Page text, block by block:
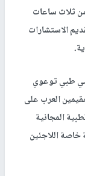
ثلاث ساعات
الاستشارات
طبي توعوي
العرب على
المجانية
خاصة اللاجئين